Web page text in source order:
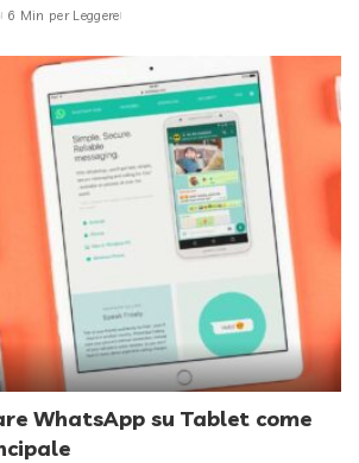
6 Min per Leggere
WhatsApp su Tablet come